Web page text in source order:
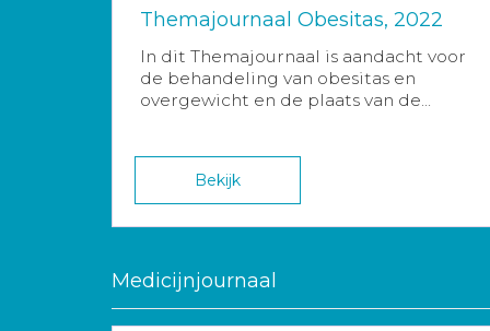
Themajournaal Obesitas, 2022
In dit Themajournaal is aandacht voor
de behandeling van obesitas en
overgewicht en de plaats van de...
Bekijk
Medicijnjournaal